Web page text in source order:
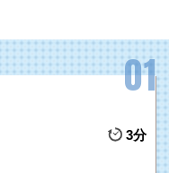
3分